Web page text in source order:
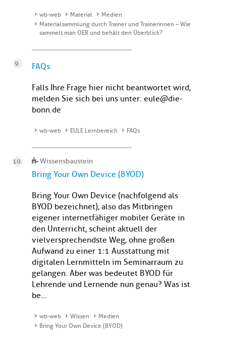
wb-web Material
Medien
Materialsammlung durch Trainer und Trainerinnen – Wie
sammelt man OER und behält den Überblick?
FAQs
Falls Ihre Frage hier nicht beantwortet wird,
melden Sie sich bei uns unter: eule@die-
bonn.de
wb-web EULE Lernbereich FAQs
Wissensbaustein
Bring Your Own Device (BYOD)
Bring Your Own Device (nachfolgend als
BYOD bezeichnet), also das Mitbringen
eigener internetfähiger mobiler Geräte in
den Unterricht, scheint aktuell der
vielversprechendste Weg, ohne großen
Aufwand zu einer 1:1 Ausstattung mit
digitalen Lernmitteln im Seminarraum zu
gelangen. Aber was bedeutet BYOD für
Lehrende und Lernende nun genau? Was ist
be...
wb-web Wissen
Medien
Bring Your Own Device (BYOD)